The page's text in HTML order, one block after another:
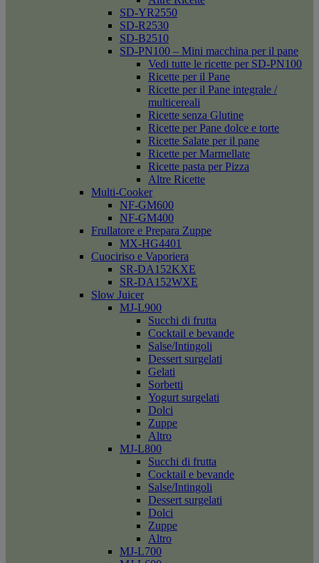
SD-YR2550
SD-R2530
SD-B2510
SD-PN100 – Mini macchina per il pane
Vedi tutte le ricette per SD-PN100
Ricette per il Pane
Ricette per il Pane integrale /
multicereali
Ricette senza Glutine
Ricette per Pane dolce e torte
Ricette Salate per il pane
Ricette per Marmellate
Ricette pasta per Pizza
Altre Ricette
Multi-Cooker
NF-GM600
NF-GM400
Frullatore e Prepara Zuppe
MX-HG4401
Cuociriso e Vaporiera
SR-DA152KXE
SR-DA152WXE
Slow Juicer
MJ-L900
Succhi di frutta
Cocktail e bevande
Salse/Intingoli
Dessert surgelati
Gelati
Sorbetti
Yogurt surgelati
Dolci
Zuppe
Altro
MJ-L800
Succhi di frutta
Cocktail e bevande
Salse/Intingoli
Dessert surgelati
Dolci
Zuppe
Altro
MJ-L700